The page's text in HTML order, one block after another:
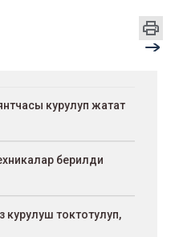
курулуп жатат
берилди
токтотулуп,